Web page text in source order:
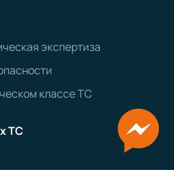
экспертиза
классе ТС
ТС